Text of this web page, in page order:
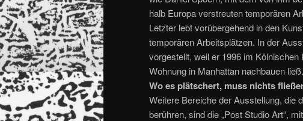
halb Europa verstreuten temporären
Letzter lebt vorübergehend in den
temporären Arbeitsplätzen. In der
vorgestellt, weil er 1996 im
Wohnung in Manhattan nachbauen ließ.
Wo es plätschert, muss nichts
Weitere Bereiche der Ausstellung, die
berühren, sind die „Post Studio Art“,